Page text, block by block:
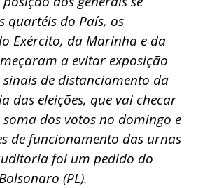
quartéis do País, os
Exército, da Marinha e da
a evitar exposição
de distanciamento da
das eleições, que vai checar
dos votos no domingo e
de funcionamento das urnas
foi um pedido do
(PL).